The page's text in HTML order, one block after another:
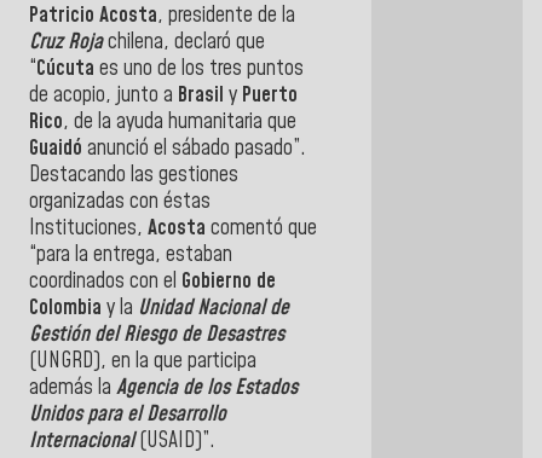
Patricio Acosta, presidente de la
Cruz Rojachilena, declaró que
“Cúcuta es uno de los tres puntos
de acopio, junto a Brasil y Puerto
Rico, de la ayuda humanitaria que
Guaidó anunció el sábado pasado”.
Destacando las gestiones
organizadas con éstas
Instituciones, Acosta comentó que
“para la entrega, estaban
coordinados con el Gobierno de
Colombia y la Unidad Nacional de
Gestión del Riesgo de Desastres
(UNGRD), en la que participa
además la Agencia de los Estados
Unidos para el Desarrollo
Internacional (USAID)”.